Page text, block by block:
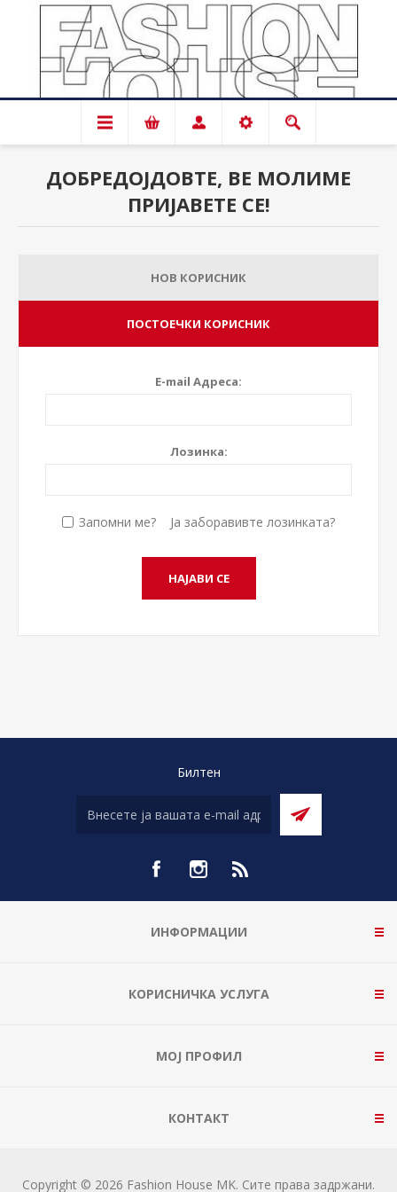
ДОБРЕДОЈДОВТЕ, ВЕ МОЛИМЕ
ПРИЈАВЕТЕ СЕ!
НОВ КОРИСНИК
ПОСТОЕЧКИ КОРИСНИК
E-mail Адреса:
Лозинка:
Запомни ме? Ја заборавивте лозинката?
Билтен
ИНФОРМАЦИИ
КОРИСНИЧКА УСЛУГА
МОЈ ПРОФИЛ
КОНТАКТ
Copyright © 2026 Fashion House MK. Сите права задржани.